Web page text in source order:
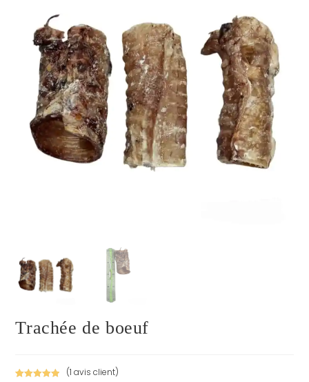
Trachée de boeuf
(1 avis client)